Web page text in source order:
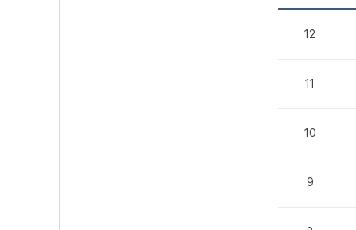
12
11
10
9